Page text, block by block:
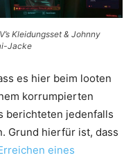
Kleidungsset & Johnny
Jacke
es hier beim looten
korrumpierten
berichteten jedenfalls
Grund hierfür ist, dass
eines